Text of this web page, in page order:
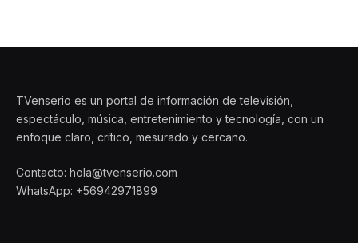
TVenserio es un portal de información de televisión,
espectáculo, música, entretenimiento y tecnología, con un
enfoque claro, crítico, mesurado y cercano.
Contacto: hola@tvenserio.com
WhatsApp: +56942971899